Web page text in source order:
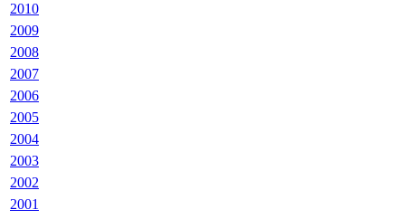
2010
2009
2008
2007
2006
2005
2004
2003
2002
2001